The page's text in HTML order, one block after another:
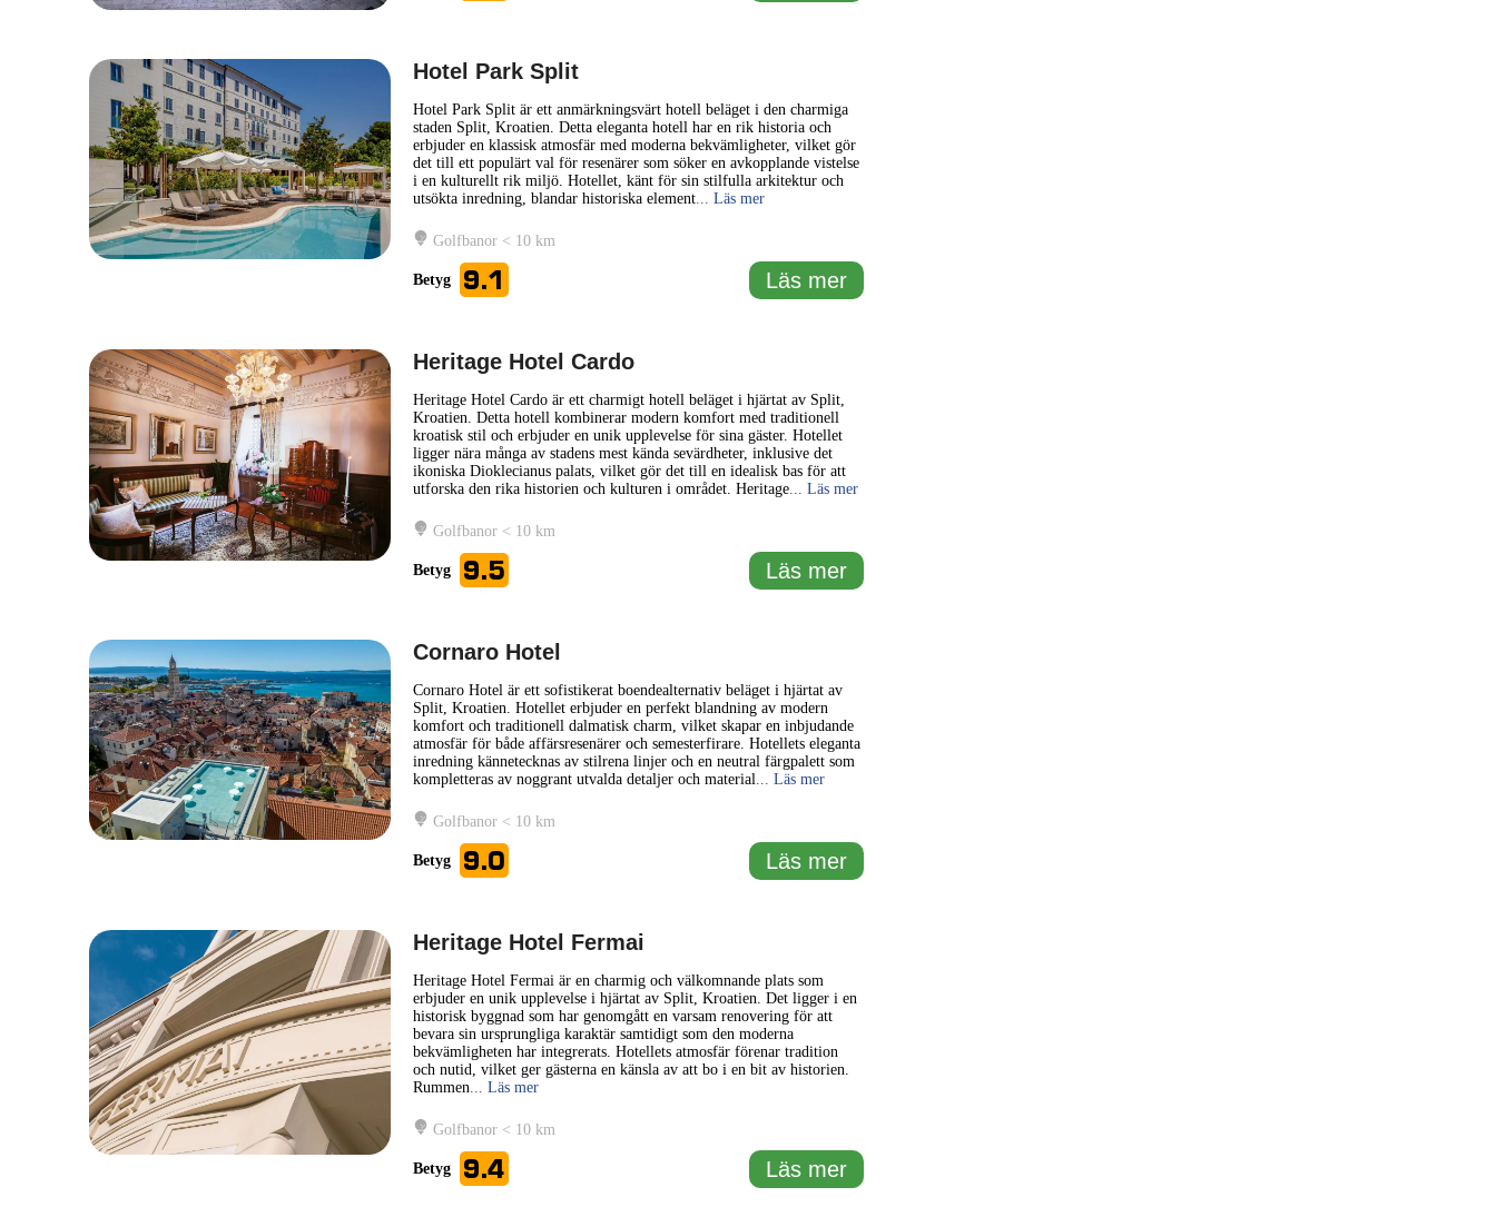
Hotel Park Split
Hotel Park Split är ett anmärkningsvärt hotell beläget i den charmiga
staden Split, Kroatien. Detta eleganta hotell har en rik historia och
erbjuder en klassisk atmosfär med moderna bekvämligheter, vilket gör
det till ett populärt val för resenärer som söker en avkopplande vistelse
i en kulturellt rik miljö. Hotellet, känt för sin stilfulla arkitektur och
utsökta inredning, blandar historiska element... Läs mer
Golfbanor < 10 km
Betyg 9.1 Läs mer
Heritage Hotel Cardo
Heritage Hotel Cardo är ett charmigt hotell beläget i hjärtat av Split,
Kroatien. Detta hotell kombinerar modern komfort med traditionell
kroatisk stil och erbjuder en unik upplevelse för sina gäster. Hotellet
ligger nära många av stadens mest kända sevärdheter, inklusive det
ikoniska Dioklecianus palats, vilket gör det till en idealisk bas för att
utforska den rika historien och kulturen i området. Heritage... Läs mer
Golfbanor < 10 km
Betyg 9.5 Läs mer
Cornaro Hotel
Cornaro Hotel är ett sofistikerat boendealternativ beläget i hjärtat av
Split, Kroatien. Hotellet erbjuder en perfekt blandning av modern
komfort och traditionell dalmatisk charm, vilket skapar en inbjudande
atmosfär för både affärsresenärer och semesterfirare. Hotellets eleganta
inredning kännetecknas av stilrena linjer och en neutral färgpalett som
kompletteras av noggrant utvalda detaljer och material ... Läs mer
Golfbanor < 10 km
Betyg 9.0 Läs mer
Heritage Hotel Fermai
Heritage Hotel Fermai är en charmig och välkomnande plats som
erbjuder en unik upplevelse i hjärtat av Split, Kroatien. Det ligger i en
historisk byggnad som har genomgått en varsam renovering för att
bevara sin ursprungliga karaktär samtidigt som den moderna
bekvämligheten har integrerats. Hotellets atmosfär förenar tradition
och nutid, vilket ger gästerna en känsla av att bo i en bit av historien.
Rummen ... Läs mer
Golfbanor < 10 km
Betyg 9.4 Läs mer